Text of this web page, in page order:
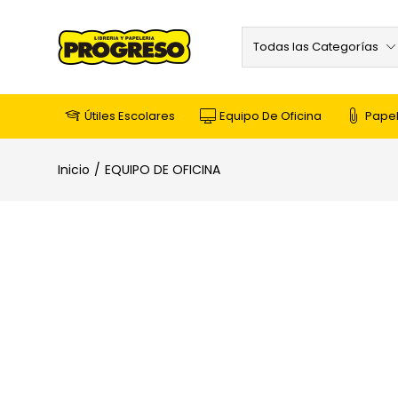
Todas las Categorías
Útiles Escolares Equipo De Oficina
Inicio EQUIPO DE OFICINA